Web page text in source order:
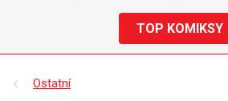
TOP KOMIKSY
Ostatní